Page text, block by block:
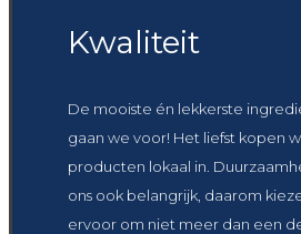
Kwaliteit
De mooiste én lekkerste
gaan we voor! Het liefst kopen
producten lokaal in.
ons ook belangrijk, daarom
ervoor om niet meer dan een